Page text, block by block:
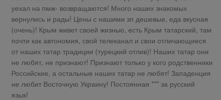
уехал на пмж- возвращаются! Много наших знакомых
вернулись и рады! Цены с нашими зп дешевые, еда вкусная
(очень)! Крым живет своей жизнью, есть Крым татарский, там
почти как автономия, свой телеканал и свои отличающиеся
от наших татар традиции (турецкий отлив)! Наших татар они
не любят, не признают! Признают только у кого родственники
Российские, а остальные наших татар не любят! Западенция
не любит Восточную Украину! Постоянная *** за русский
язык!